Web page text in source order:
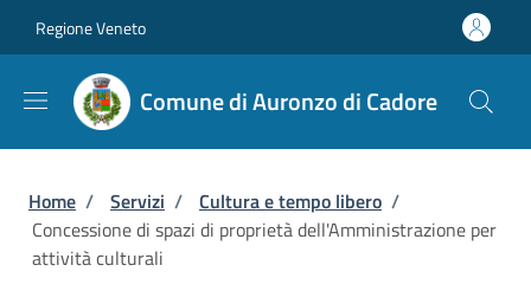
Regione Veneto
Comune di Auronzo di Cadore
Briciole di pane
Home / Servizi / Cultura e tempo libero /
Concessione di spazi di proprietà dell'Amministrazione per
attività culturali